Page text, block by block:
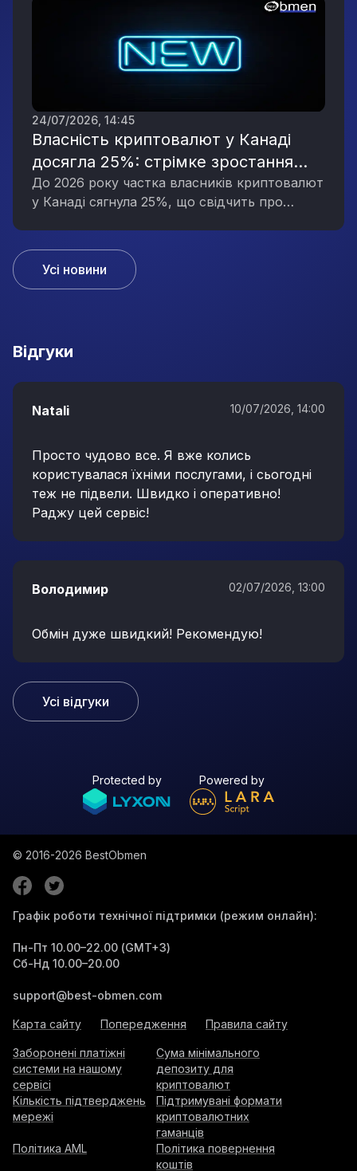
24/07/2026, 14:45
Власність криптовалют у Канаді
досягла 25%: стрімке зростання
інтересу до цифрових активів
До 2026 року частка власників криптовалют
у Канаді сягнула 25%, що свідчить про
Усі новини
Вiдгуки
Natali 10/07/2026, 14:00
Просто чудово все. Я вже колись
користувалася їхніми послугами, і сьогодні
теж не підвели. Швидко і оперативно!
Раджу цей сервіс!
Володимир 02/07/2026, 13:00
Обмін дуже швидкий! Рекомендую!
Усі відгуки
Protected by Powered by
© 2016-2026 BestObmen
Графік роботи технічної підтримки (режим онлайн):
Пн-Пт 10.00–22.00 (GMT+3)
Сб-Нд 10.00–20.00
support@best-obmen.com
Карта сайту Попередження Правила сайту
Заборонені платіжні
системи на нашому
сервісі
Сума мінімального
депозиту для
криптовалют
Кількість підтверджень
мережі
Підтримувані формати
криптовалютних
гаманців
Політика AML
Політика повернення
коштів